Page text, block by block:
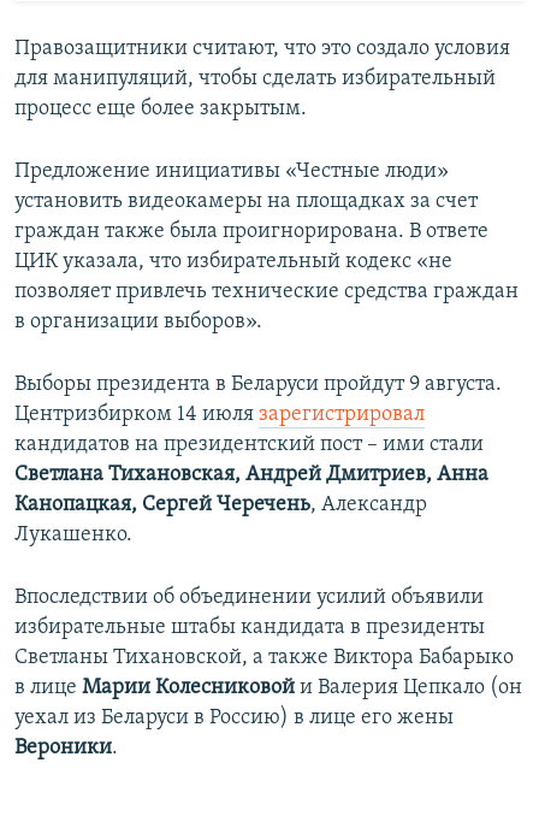
Правозащитники считают, что это создало условия
для манипуляций, чтобы сделать избирательный
процесс еще более закрытым.
Предложение инициативы «Честные люди»
установить видеокамеры на площадках за счет
граждан также была проигнорирована. В ответе
ЦИК указала, что избирательный кодекс «не
позволяет привлечь технические средства граждан
в организации выборов».
Выборы президента в Беларуси пройдут 9 августа.
Центризбирком 14 июля зарегистрировал
кандидатов на президентский пост – ими стали
Светлана Тихановская, Андрей Дмитриев, Анна
Канопацкая, Сергей Черечень, Александр
Лукашенко.
Впоследствии об объединении усилий объявили
избирательные штабы кандидата в президенты
Светланы Тихановской, а также Виктора Бабарыко
в лице Марии Колесниковой и Валерия Цепкало (он
уехал из Беларуси в Россию) в лице его жены
Вероники.